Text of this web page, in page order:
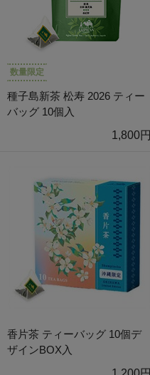
数量限定
種子島新茶 松寿 2026 ティー
バッグ 10個入
1,800円
香片茶 ティーバッグ 10個デ
ザインBOX入